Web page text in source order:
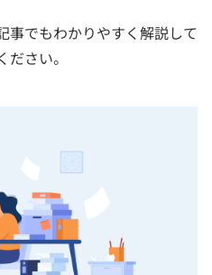
事でもわかりやすく解説して
さい。